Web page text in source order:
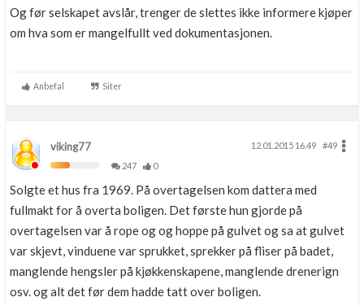
Og før selskapet avslår, trenger de slettes ikke informere kjøper
om hva som er mangelfullt ved dokumentasjonen.
Anbefal Siter
viking77 12.01.2015 16.49
#49
247
0
Solgte et hus fra 1969. På overtagelsen kom dattera med
fullmakt for å overta boligen. Det første hun gjorde på
overtagelsen var å rope og og hoppe på gulvet og sa at gulvet
var skjevt, vinduene var sprukket, sprekker på fliser på badet,
manglende hengsler på kjøkkenskapene, manglende drenerign
osv. og alt det før dem hadde tatt over boligen.